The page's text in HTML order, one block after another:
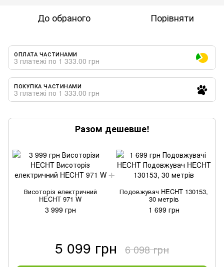
До обраного Порівняти
ОПЛАТА ЧАСТИНАМИ
3 платежі по 1 333.00 грн
ПОКУПКА ЧАСТИНАМИ
3 платежі по 1 333.00 грн
Разом дешевше!
Висоторіз електричний
HECHT 971 W
3 999 грн
Подовжувач HECHT 130153,
30 метрів
1 699 грн
5 099 грн 6 098 грн